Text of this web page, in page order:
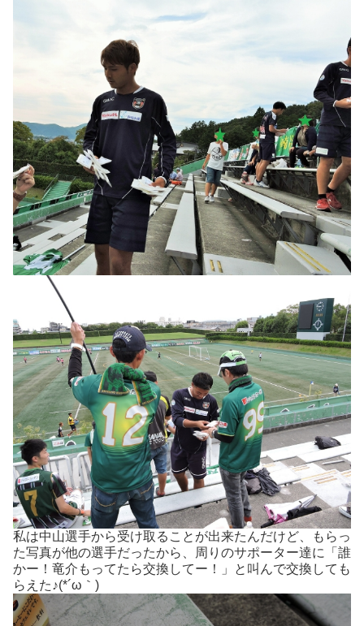
私は中山選手から受け取ることが出来たんだけど、もらっ
た写真が他の選手だったから、周りのサポーター達に「誰
かー！竜介もってたら交換してー！」と叫んで交換しても
らえた♪(*´ω｀)